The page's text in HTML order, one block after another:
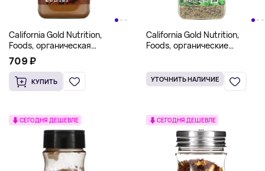
California Gold Nutrition,
Foods, органическая
сайгонская корица, 66 г
(2,33 унции)
709 ₽
КУПИТЬ
California Gold Nutrition,
Foods, органические
УТОЧНИТЬ НАЛИЧИЕ
СЕГОДНЯ ДЕШЕВЛЕ СЕГОДНЯ ДЕШЕВЛЕ